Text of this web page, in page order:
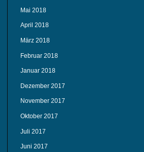
Mai 2018
April 2018
März 2018
Februar 2018
Januar 2018
Dezember 2017
November 2017
Oktober 2017
Juli 2017
Juni 2017